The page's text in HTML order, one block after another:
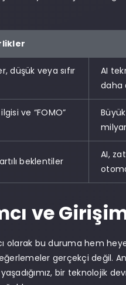
düşük veya sıfır
AI
daha
ve “FOMO”
beklentiler
AI,
ve
olarak bu duruma hem
gerçekçi değil.
bir teknolojik